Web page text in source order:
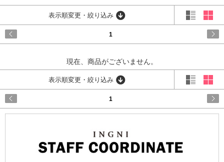
STORE表示順変更・絞り込み
1
現在、商品がございません。
表示順変更・絞り込み
1